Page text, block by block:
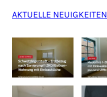
AKTUELLE NEUIGKEITEN